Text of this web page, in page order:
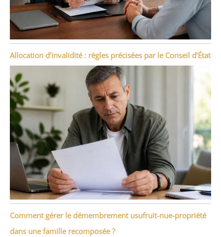
Allocation d’invalidité : règles précisées par le Conseil d’État
Comment gérer le démembrement usufruit-nue-propriété
dans une famille recomposée ?